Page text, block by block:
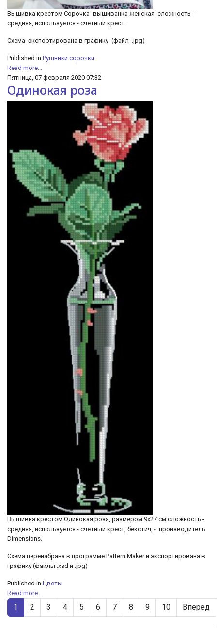
Вышивка крестом Сорочка- вышиванка женская, сложность -
средняя, используется - счетный крест.
Схема экспортирована в графику (файл .jpg)
Published in Рушники сорочки
Read more...
Пятница, 07 февраля 2020 07:32
Одинокая роза
Вышивка крестом Одинокая роза, размером 9х27 см сложность -
средняя, используется - счетный крест, бекстич, - производитель
Dimensions.
Схема перенабрана в программе Pattern Maker и экспортирована в
графику (файлы .xsd и .jpg)
Published in Цветы
Read more...
1 2 3 4 5 6 7 8 9 10 Вперед